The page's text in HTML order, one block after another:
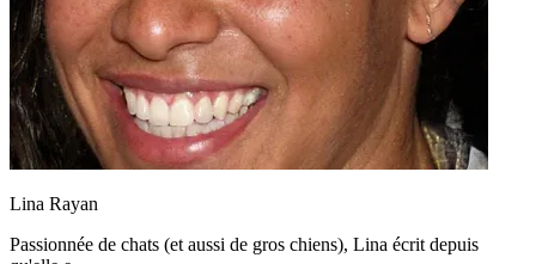
Lina Rayan
Passionnée de chats (et aussi de gros chiens), Lina écrit depuis